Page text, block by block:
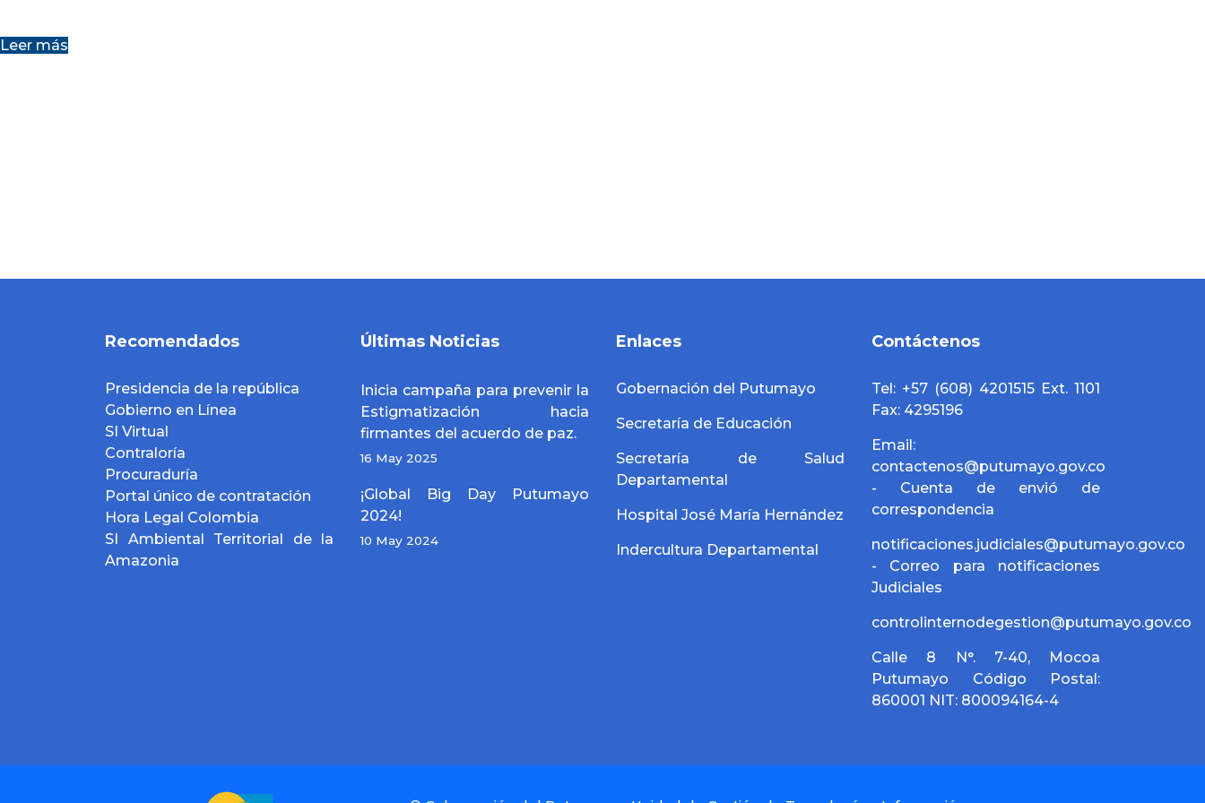
Leer más
Recomendados
Presidencia de la república
Gobierno en Línea
SI Virtual
Contraloría
Procuraduría
Portal único de contratación
Hora Legal Colombia
SI Ambiental Territorial de la
Amazonia
Últimas Noticias
Inicia campaña para prevenir la
Estigmatización hacia
firmantes del acuerdo de paz.
16 May 2025
¡Global Big Day Putumayo
2024!
10 May 2024
Enlaces
Gobernación del Putumayo
Secretaría de Educación
Secretaría de Salud
Departamental
Hospital José María Hernández
Indercultura Departamental
Contáctenos
Tel: +57 (608) 4201515 Ext. 1101
Fax: 4295196
Email:
contactenos@putumayo.gov.co
- Cuenta de envió de
correspondencia
notificaciones.judiciales@putumayo.gov.co
- Correo para notificaciones
Judiciales
controlinternodegestion@putumayo.gov.co
Calle 8 N°. 7-40, Mocoa
Putumayo Código Postal:
860001 NIT: 800094164-4